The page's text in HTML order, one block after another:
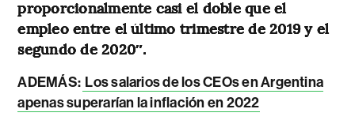
proporcionalmente casi el doble que el
empleo entre el último trimestre de 2019 y el
segundo de 2020″.
ADEMÁS: Los salarios de los CEOs en Argentina
apenas superarían la inflación en 2022